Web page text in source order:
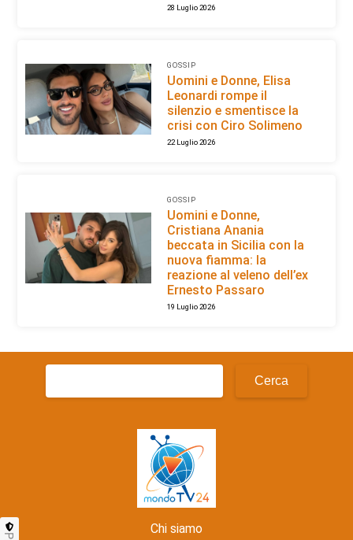
28 Luglio 2026
GOSSIP
Uomini e Donne, Elisa
Leonardi rompe il
silenzio e smentisce la
crisi con Ciro Solimeno
22 Luglio 2026
GOSSIP
Uomini e Donne,
Cristiana Anania
beccata in Sicilia con la
nuova fiamma: la
reazione al veleno dell’ex
Ernesto Passaro
19 Luglio 2026
Ricerca
Chi siamo